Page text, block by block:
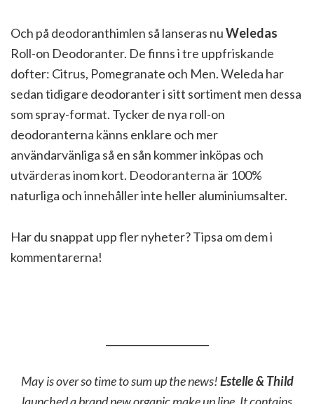
Och på deodoranthimlen så lanseras nuWeledas
Roll-on Deodoranter. De finns i tre uppfriskande
dofter: Citrus, Pomegranate och Men. Weleda har
sedan tidigare deodoranter i sitt sortiment men dessa
som spray-format. Tycker de nya roll-on
deodoranterna känns enklare och mer
användarvänliga så en sån kommer inköpas och
utvärderas inom kort. Deodoranterna är 100%
naturliga och innehåller inte heller aluminiumsalter.
Har du snappat upp fler nyheter? Tipsa om dem i
kommentarerna!
May is over so time to sum up the news!Estelle & Thild